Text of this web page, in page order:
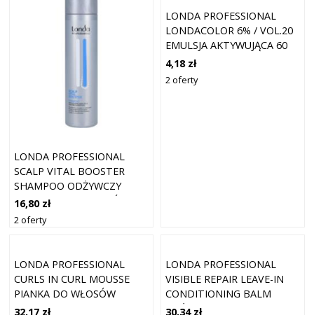
LONDA PROFESSIONAL
SCALP VITAL BOOSTER
SHAMPOO ODŻYWCZY
SZAMPON DO WŁOSÓW
OSŁABIONYCH 250 ML
16,80 zł
2 oferty
LONDA PROFESSIONAL
LONDACOLOR 6% / VOL.20
EMULSJA AKTYWUJĄCA 60
ML
4,18 zł
2 oferty
LONDA PROFESSIONAL
CURLS IN CURL MOUSSE
PIANKA DO WŁOSÓW
KRĘCONYCH 200 ML
32,17 zł
LONDA PROFESSIONAL
VISIBLE REPAIR LEAVE-IN
CONDITIONING BALM
ODŻYWKA BEZ
30,34 zł